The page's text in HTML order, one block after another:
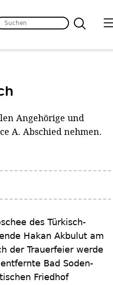
Angehörige und
A. Abschied nehmen.
des Türkisch-
Hakan Akbulut am
der Trauerfeier werde
Bad Soden-
Friedhof